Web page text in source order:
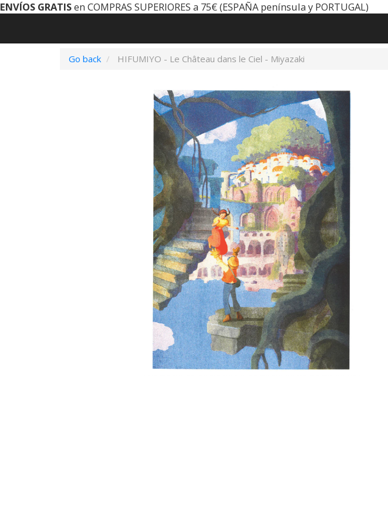
ENVÍOS GRATISen COMPRAS SUPERIORES a 75€ (ESPAÑA península y PORTUGAL)
Go back HIFUMIYO - Le Château dans le Ciel - Miyazaki